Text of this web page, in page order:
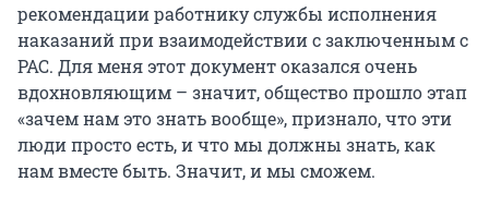
рекомендации работнику службы исполнения
наказаний при взаимодействии с заключенным с
РАС. Для меня этот документ оказался очень
вдохновляющим – значит, общество прошло этап
«зачем нам это знать вообще», признало, что эти
люди просто есть, и что мы должны знать, как
нам вместе быть. Значит, и мы сможем.